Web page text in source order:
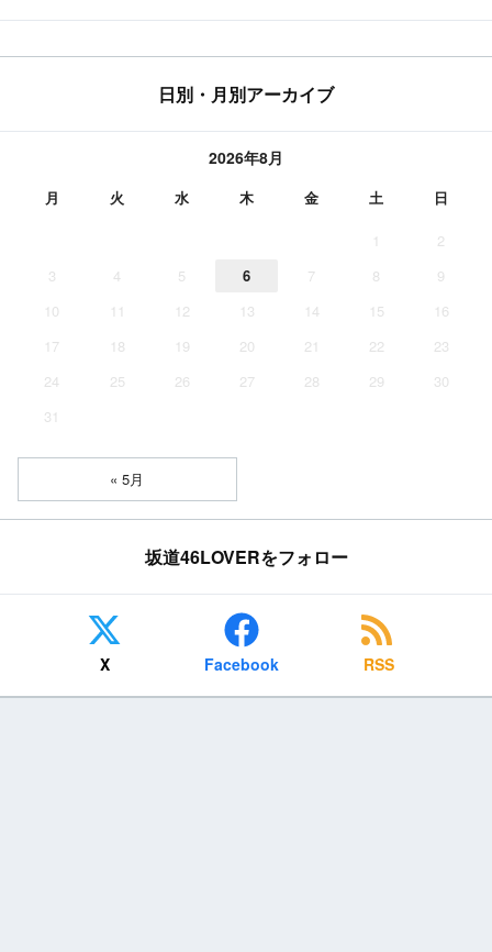
日別・月別アーカイブ
2026年8月
月 火 水 木 金 土 日
1
2
3
4 5 6 7 8
9
10
11 12 13 14 15
16
17
18 19 20 21 22
23
24
25 26 27 28 29
30
31
« 5月
坂道46LOVERをフォロー
X Facebook RSS